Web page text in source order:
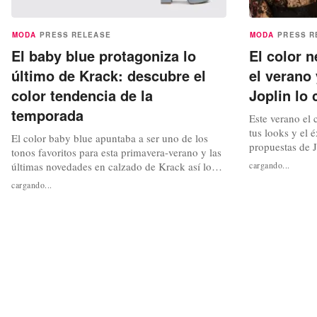
MODA PRESS RELEASE
El baby blue protagoniza lo
último de Krack: descubre el
color tendencia de la
temporada
El color baby blue apuntaba a ser uno de los
tonos favoritos para esta primavera-verano y las
últimas novedades en calzado de Krack así lo
han confirmado. A medio camino entre el estilo
coquette y el old money, el baby blue destaca
cargando...
MODA PRESS
El color
el verano
Joplin lo
Este verano el
tus looks y el
propuestas de
de que
confirma que
cargando...